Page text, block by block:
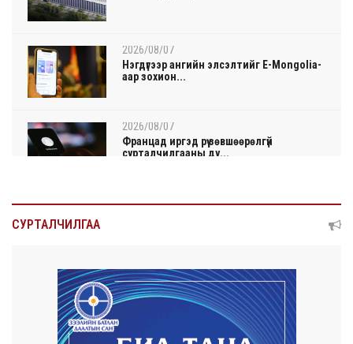
2026/08/07
Нэгдүгээр ангийн элсэлтийг E-Mongolia-
аар зохион...
2026/08/07
Францад иргэд рүү зөвшөөрөлгүй
сурталчилгааны ду...
2026/08/07
2026/08/07
Автомашины улсын дугаар сондгой
тоогоор төгссөн ...
СУРТАЛЧИЛГАА